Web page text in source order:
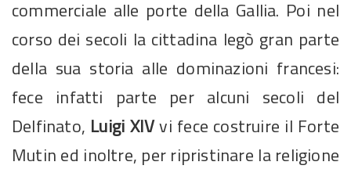
commerciale alle porte della Gallia. Poi nel
corso dei secoli la cittadina legò gran parte
della sua storia alle dominazioni francesi:
fece infatti parte per alcuni secoli del
Delfinato, Luigi XIVvi fece costruire il Forte
Mutin ed inoltre, per ripristinare la religione